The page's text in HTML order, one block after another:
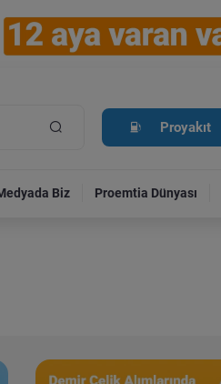
Proyakıt
Biz Proemtia Dünyası